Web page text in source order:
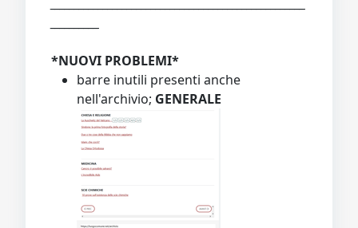
*NUOVI PROBLEMI*
barre inutili presenti anche
nell'archivio; GENERALE